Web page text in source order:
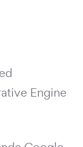
Engine